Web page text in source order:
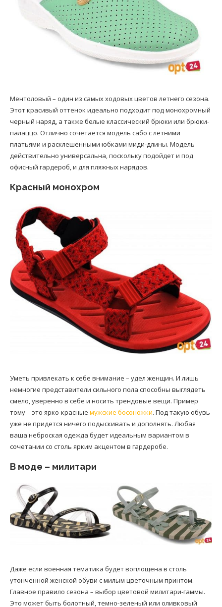
Ментоловый – один из самых ходовых цветов летнего сезона.
Этот красивый оттенок идеально подходит под монохромный
черный наряд, а также белые классический брюки или брюки-
палаццо. Отлично сочетается модель сабо с летними
платьями и расклешенными юбками миди-длины. Модель
действительно универсальна, поскольку подойдет и под
офисный гардероб, и для пляжных нарядов.
Красный монохром
Уметь привлекать к себе внимание – удел женщин. И лишь
немногие представители сильного пола способны выглядеть
смело, уверенно в себе и носить трендовые вещи. Пример
тому – это ярко-красные мужские босоножки. Под такую обувь
уже не придется ничего подыскивать и дополнять. Любая
ваша неброская одежда будет идеальным вариантом в
сочетании со столь ярким акцентом в гардеробе.
В моде – милитари
Даже если военная тематика будет воплощена в столь
утонченной женской обуви с милым цветочным принтом.
Главное правило сезона – выбор цветовой милитари-гаммы.
Это может быть болотный, темно-зеленый или оливковый